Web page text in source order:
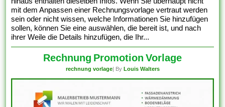
mit dem Anpassen einer Rechnungsvorlage vertraut werden
sein oder nicht wissen, welche Informationen Sie hinzufügen
sollen, können Sie eine auswählen, die bereit ist, und nach
ihrer Weile die Details hinzufügen, die Ihr...
Rechnung Promotion Vorlage
rechnung vorlage| By Louis Walters